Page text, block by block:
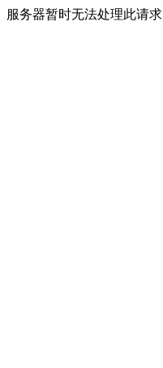
服务器暂时无法处理此请求